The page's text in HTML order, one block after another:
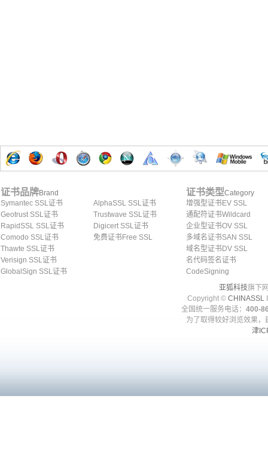
证书品牌Brand
Symantec SSL证书
Geotrust SSL证书
RapidSSL SSL证书
Comodo SSL证书
Thawte SSL证书
Verisign SSL证书
GlobalSign SSL证书
AlphaSSL SSL证书
Trustwave SSL证书
Digicert SSL证书
免费证书Free SSL
证书类型Category
增强型证书EV SSL
通配符证书Wildcard
企业型证书OV SSL
多域名证书SAN SSL
域名型证书DV SSL
名代码签名证书
CodeSigning
亚狐科技旗下
Copyright © CHINASSL
全国统一服务电话： 400-
为了取得较好浏览效果
津